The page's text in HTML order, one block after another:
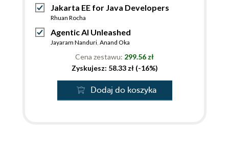
Jakarta EE for Java Developers
Rhuan Rocha
Agentic AI Unleashed
Jayaram Nanduri, Anand Oka
Cena zestawu: 299.56 zł
Zyskujesz: 58.33 zł (-16%)
Dodaj do koszyka